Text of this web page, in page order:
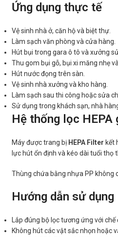
Ứng dụng thực tế
Vệ sinh nhà ở, căn hộ và biệt thự.
Làm sạch văn phòng và cửa hàng.
Hút bụi trong gara ô tô và xưởng
Thu gom bụi gỗ, bụi xi măng nhẹ
Hút nước đọng trên sàn.
Vệ sinh nhà xưởng và kho hàng.
Làm sạch sau thi công hoặc sửa
Sử dụng trong khách sạn, nhà
Hệ thống lọc HEPA
Máy được trang bị HEPA Filter kết
lực hút ổn định và kéo dài tuổi thọ
Thùng chứa bằng nhựa PP không
Hướng dẫn sử dụng
Lắp đúng bộ lọc tương ứng với
Không hút các vật sắc nhọn hoặc